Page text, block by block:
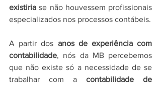
existiria se não houvessem profissionais
especializados nos processos contábeis.
A partir dos anos de experiência com
contabilidade, nós da MB percebemos
que não existe só a necessidade de se
trabalhar com a contabilidade de